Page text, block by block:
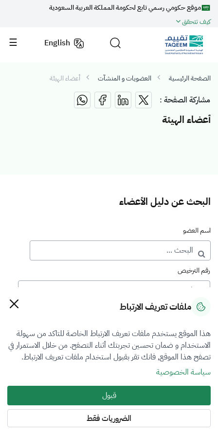
موقع حكومي رسمي تابع لحكومة المملكة العربية السعودية
كيف تتحقق
English
الصفحة الرئيسية العضويات و المنشآت أعضاء الهيئة
مشاركة الصفحة :
أعضاء الهيئة
البحث عن دليل الأعضاء
اسم العضو
رقم الترخيص
رقم العضوية
فرع التقييم
الكل
نوع العضوية
الكل
المنطقة
ملفات تعريف الارتباط
هذا الموقع يستخدم ملفات تعريف الارتباط الخاصة للتاكد من سهولة
الاستخدام و ضمان تحسين تجربتك أثناء التصفح. من خلال الاستمرار في
تصفح هذا الموقع, فانك تقر بقبول استخدام ملفات تعريف الارتباط.
سياسة الخصوصية
قبول
الضروريات فقط